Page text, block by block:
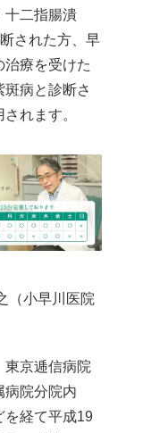
十二指腸潰
された方、早
療を受けた
病と診断さ
れます。
（小早川医院
東京逓信病院
病院分院内
を経て平成19